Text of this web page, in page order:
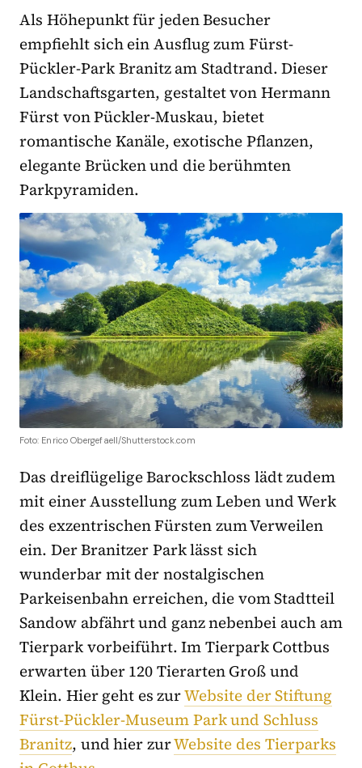
Als Höhepunkt für jeden Besucher
empfiehlt sich ein Ausflug zum Fürst-
Pückler-Park Branitz am Stadtrand. Dieser
Landschaftsgarten, gestaltet von Hermann
Fürst von Pückler-Muskau, bietet
romantische Kanäle, exotische Pflanzen,
elegante Brücken und die berühmten
Parkpyramiden.
Foto: Enrico Obergefaell/Shutterstock.com
Das dreiflügelige Barockschloss lädt zudem
mit einer Ausstellung zum Leben und Werk
des exzentrischen Fürsten zum Verweilen
ein. Der Branitzer Park lässt sich
wunderbar mit der nostalgischen
Parkeisenbahn erreichen, die vom Stadtteil
Sandow abfährt und ganz nebenbei auch am
Tierpark vorbeiführt. Im Tierpark Cottbus
erwarten über 120 Tierarten Groß und
Klein. Hier geht es zurWebsite der Stiftung
Fürst-Pückler-Museum Park und Schluss
Branitz, und hier zurWebsite des Tierparks